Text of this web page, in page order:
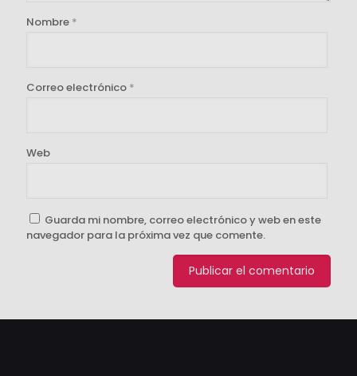
Nombre *
Correo electrónico *
Web
Guarda mi nombre, correo electrónico y web en este
navegador para la próxima vez que comente.